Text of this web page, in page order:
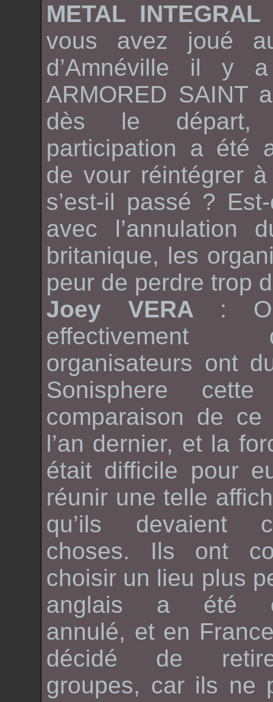
METAL
vous avez joué
d’Amnéville il y a
ARMORED SAINT
dès le départ,
participation a été
de vour réintégrer à
s’est-il passé ?
avec l’annulation
britanique, les
peur de perdre trop
Joey VERA :
organisateurs ont
Sonisphere
comparaison de ce
l’an dernier, et la
était difficile pour
réunir une telle
qu’ils devaient
choses. Ils ont
choisir un lieu plus
anglais a été
annulé, et en
décidé de
groupes, car ils ne